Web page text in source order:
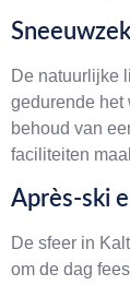
De natuurlijke
gedurende het
behoud van
faciliteiten
Après-ski
De sfeer in
om de dag